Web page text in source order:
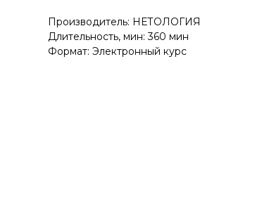
Производитель: НЕТОЛОГИЯ
Длительность, мин: 360 мин
Формат: Электронный курс